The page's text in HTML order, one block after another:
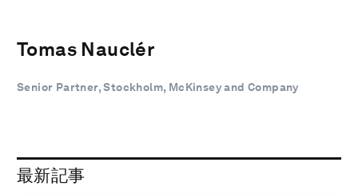
Tomas Nauclér
Senior Partner, Stockholm, McKinsey and Company
最新記事